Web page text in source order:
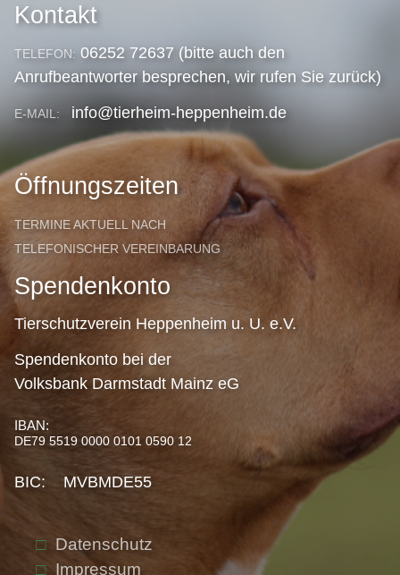
Kontakt
TELEFON: 06252 72637 (bitte auch den
Anrufbeantworter besprechen, wir rufen Sie zurück)
E-MAIL: info@tierheim-heppenheim.de
Öffnungszeiten
TERMINE AKTUELL NACH
TELEFONISCHER VEREINBARUNG
Spendenkonto
Tierschutzverein Heppenheim u. U. e.V.
Spendenkonto bei der
Volksbank Darmstadt Mainz eG
IBAN:
DE79 5519 0000 0101 0590 12
BIC: MVBMDE55
Datenschutz
Impressum